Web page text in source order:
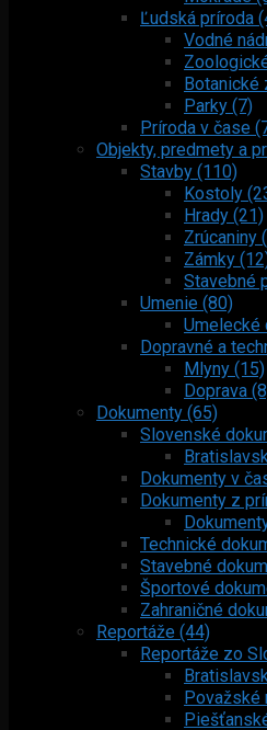
Ľudská príroda
Vodné
Botanické
Parky (7)
Príroda v čase
Objekty, predmety a
Stavby (110)
Kostoly
Hrady (21)
Zrúcaniny
Zámky
Stavebné
Umenie (80)
Umelecké
Dopravné a
Mlyny (15)
Doprava
Dokumenty (65)
Slovenské
Dokumenty v
Dokumenty z
Technické
Stavebné
Športové
Zahraničné
Reportáže (44)
Reportáže zo
Považské